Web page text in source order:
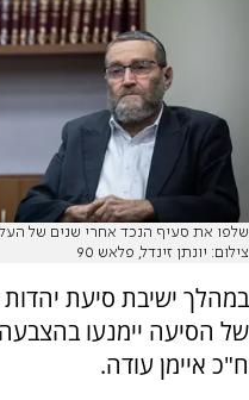
שלפו את סעיף הנכד אחרי שנים של
צילום: יונתן זינדל, פלאש 90
במהלך ישיבת סיעת
של הסיעה יימנעו
ח"כ איימן עודה.